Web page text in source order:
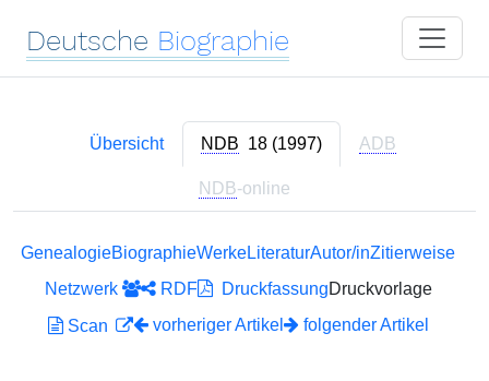
Deutsche Biographie
Übersicht NDB 18 (1997) ADB
NDB-online
GenealogieBiographieWerkeLiteraturAutor/inZitierweise
Netzwerk
RDF DruckfassungDruckvorlage
Scan
vorheriger Artikel folgender Artikel